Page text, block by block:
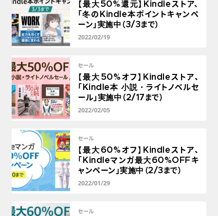
【最大50%還元】Kindleストア、
「冬のKindle本ポイントキャンペ
ーン」実施中（3/3まで）
2022/02/19
セール
【最大50%オフ】Kindleストア、
「Kindle本 小説・ライトノベルセ
ール」実施中（2/17まで）
2022/02/05
セール
【最大60%オフ】Kindleストア、
「Kindleマンガ最大60%OFFキ
ャンペーン」実施中（2/3まで）
2022/01/29
セール